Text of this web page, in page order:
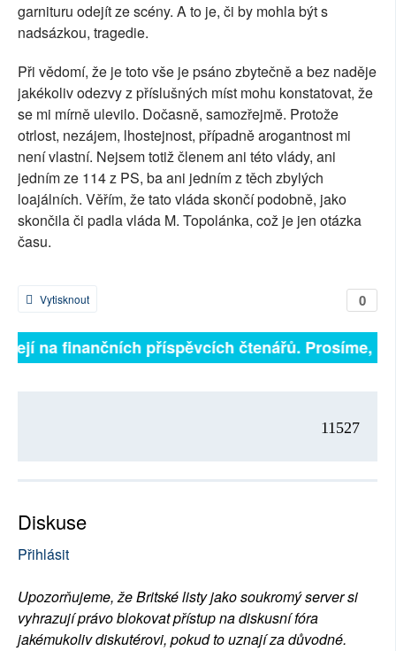
garnituru odejít ze scény. A to je, či by mohla být s
nadsázkou, tragedie.
Při vědomí, že je toto vše je psáno zbytečně a bez naděje
jakékoliv odezvy z příslušných míst mohu konstatovat, že
se mi mírně ulevilo. Dočasně, samozřejmě. Protože
otrlost, nezájem, lhostejnost, případně arogantnost mi
není vlastní. Nejsem totiž členem ani této vlády, ani
jedním ze 114 z PS, ba ani jedním z těch zbylých
loajálních. Věřím, že tato vláda skončí podobně, jako
skončila či padla vláda M. Topolánka, což je jen otázka
času.
0
Vytisknout
na finančních příspěvcích čtenářů. Prosíme,
11527
Diskuse
Přihlásit
Upozorňujeme, že Britské listy jako soukromý server si
vyhrazují právo blokovat přístup na diskusní fóra
jakémukoliv diskutérovi, pokud to uznají za důvodné.